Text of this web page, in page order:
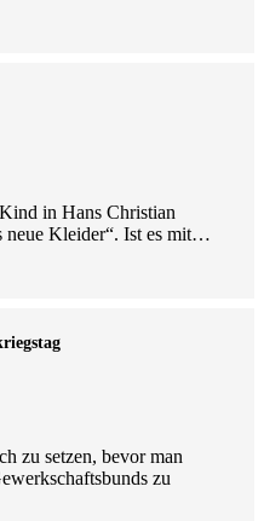
in Hans Christian
neue Kleider“. Ist es mit…
zu setzen, bevor man
zu